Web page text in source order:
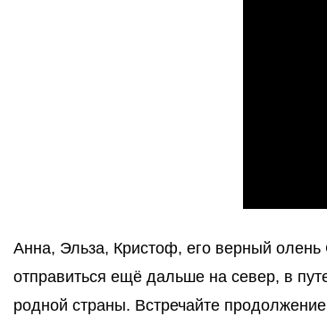
Анна, Эльза, Кристоф, его верный
отправиться ещё дальше на север, в
родной страны. Встречайте